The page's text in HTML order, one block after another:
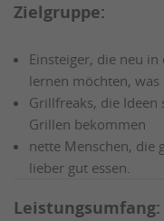
Zielgruppe:
Einsteiger, die neu
lernen möchten,
Grillfreaks, die
Grillen bekommen
nette Menschen, die
lieber gut essen.
Leistungsumfang: